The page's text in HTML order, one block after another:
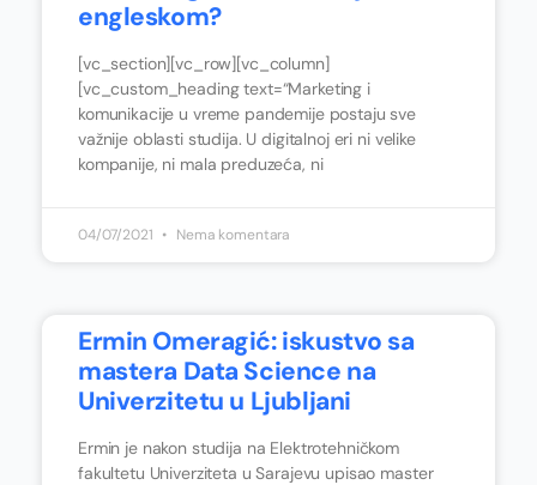
engleskom?
[vc_section][vc_row][vc_column]
[vc_custom_heading text=“Marketing i
komunikacije u vreme pandemije postaju sve
važnije oblasti studija. U digitalnoj eri ni velike
kompanije, ni mala preduzeća, ni
04/07/2021 Nema komentara
Ermin Omeragić: iskustvo sa
mastera Data Science na
Univerzitetu u Ljubljani
Ermin je nakon studija na Elektrotehničkom
fakultetu Univerziteta u Sarajevu upisao master